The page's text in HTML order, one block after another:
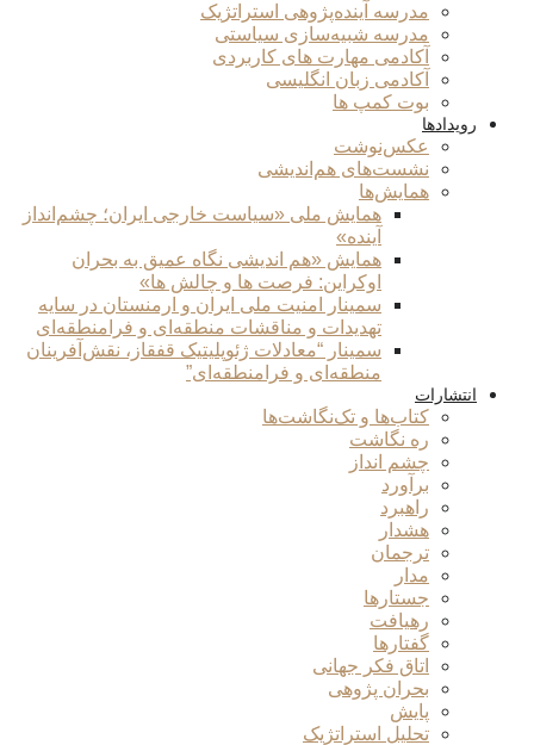
مدرسه آینده‌پژوهی استراتژیک
مدرسه شبیه‌سازی سیاستی
آکادمی مهارت های کاربردی
آکادمی زبان انگلیسی
بوت کمپ ها
رویدادها
عکس‌نوشت
نشست‌های هم‌اندیشی
همایش‌ها
همایش ملی «سیاست خارجی ایران؛ چشم‌انداز
آینده»
همایش «هم اندیشی نگاه عمیق به بحران
اوکراین: فرصت ها و چالش ها»
سمینار امنیت ملی ایران و ارمنستان در سایه
تهدیدات و مناقشات منطقه‌ای و فرامنطقه‌ای
سمینار “معادلات ژئوپلیتیک قفقاز، نقش‌آفرینان
منطقه‌ای و فرامنطقه‌ای”
انتشارات
کتاب‌ها و تک‌نگاشت‌ها
ره نگاشت
چشم انداز
برآورد
راهبرد
هشدار
ترجمان
مدار
جستارها
رهیافت
گفتارها
اتاق فکر جهانی
بحران پژوهی
پایش
تحلیل استراتژیک